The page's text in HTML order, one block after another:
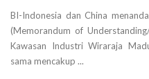
BI-Indonesia dan China
(Memorandum of
Kawasan Industri Wiraraja
sama mencakup ...